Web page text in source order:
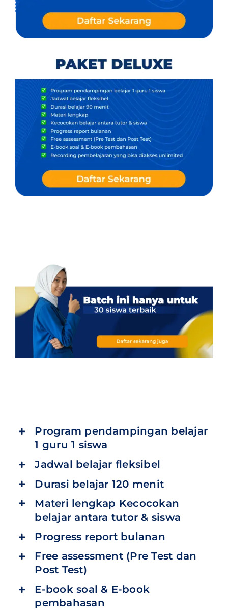
Program pendampingan belajar
1 guru 1 siswa
Jadwal belajar fleksibel
Durasi belajar 120 menit
Materi lengkap Kecocokan
belajar antara tutor & siswa
Progress report bulanan
Free assessment (Pre Test dan
Post Test)
E-book soal & E-book
pembahasan